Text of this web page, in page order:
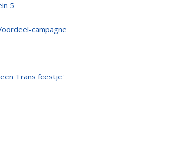
5
campagne
'Frans feestje'